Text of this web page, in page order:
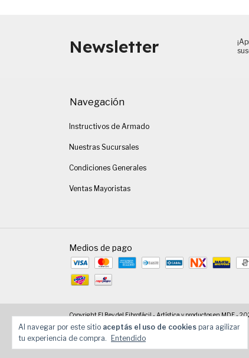
Al navegar por este sitio aceptás el uso de cookies para agilizar
tu experiencia de compra.
Entendido
Newsletter
Navegación
Instructivos de Armado
Nuestras Sucursales
Condiciones Generales
Ventas Mayoristas
Medios de pago
Copyright El Rey del Fibrofácil - Artística y productos en MDF -